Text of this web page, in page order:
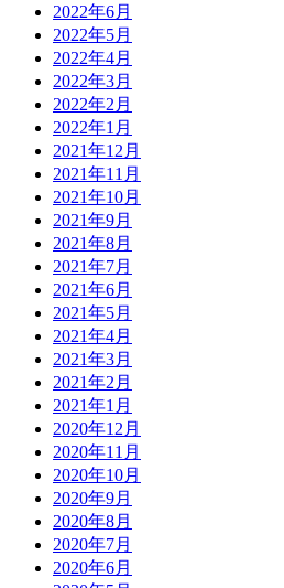
2022年6月
2022年5月
2022年4月
2022年3月
2022年2月
2022年1月
2021年12月
2021年11月
2021年10月
2021年9月
2021年8月
2021年7月
2021年6月
2021年5月
2021年4月
2021年3月
2021年2月
2021年1月
2020年12月
2020年11月
2020年10月
2020年9月
2020年8月
2020年7月
2020年6月